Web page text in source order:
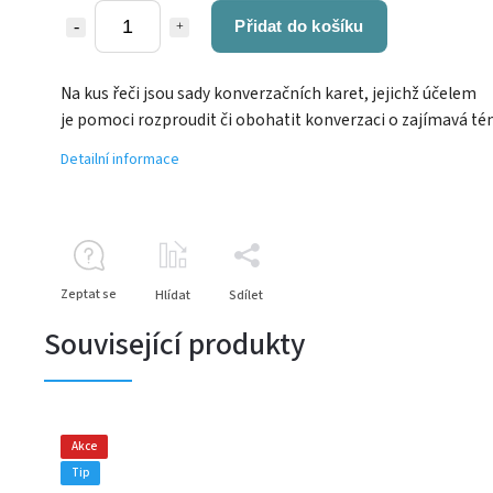
Přidat do košíku
Na kus řeči jsou sady konverzačních karet, jejichž účelem
je pomoci rozproudit či obohatit konverzaci o zajímavá
Detailní informace
Zeptat se Hlídat Sdílet
Související produkty
Akce
Tip